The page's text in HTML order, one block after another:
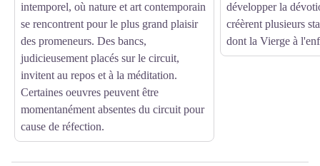
intemporel, où nature et art contemporain
se rencontrent pour le plus grand plaisir
des promeneurs. Des bancs,
judicieusement placés sur le circuit,
invitent au repos et à la méditation.
Certaines oeuvres peuvent être
momentanément absentes du circuit pour
cause de réfection.
développer la
créèrent plusieurs
dont la Vierge à